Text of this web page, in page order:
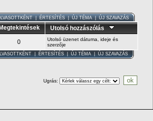
|ÉRTESÍTÉS|ÚJ TÉMA|ÚJ SZAVAZÁS
Megtekintések
Utolsó hozzászólás
0
Utolsó üzenet dátuma, ideje és
szerzője
ÉRTESÍTÉS |ÚJ TÉMA |ÚJ SZAVAZÁS
Ugrás: